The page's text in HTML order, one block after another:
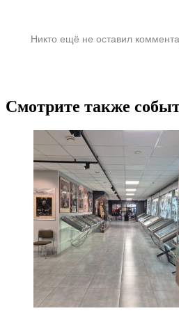
Никто ещё не оставил
Смотрите также